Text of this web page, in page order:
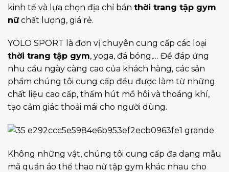
kinh tế và lựa chọn địa chỉ bán thời trang tập gym
nữchất lượng, giá rẻ.
YOLO SPORT là đơn vị chuyên cung cấp các loại
thời trang tập gym, yoga, đá bóng,… Để đáp ứng
nhu cầu ngày càng cao của khách hàng, các sản
phẩm chúng tôi cung cấp đều được làm từ những
chất liệu cao cấp, thấm hút mồ hôi và thoáng khí,
tạo cảm giác thoải mái cho người dùng.
Không những vật, chúng tôi cung cấp đa dạng mẫu
mã quần áo thể thao nữ tập gym khác nhau cho